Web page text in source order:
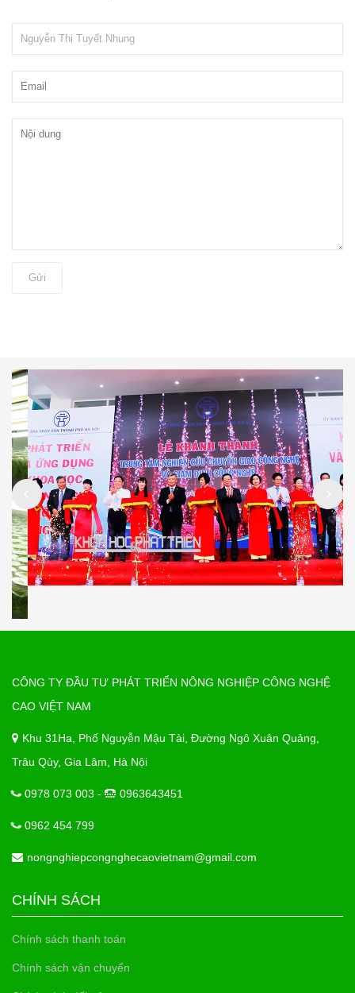
Gửi
CÔNG TY ĐẦU TƯ PHÁT TRIỂN NÔNG NGHIỆP CÔNG NGHỆ
CAO VIỆT NAM
Khu 31Ha, Phố Nguyễn Mậu Tài, Đường Ngô Xuân Quảng,
Trâu Qùy, Gia Lâm, Hà Nội
0978 073 003 - 0963643451
0962 454 799
nongnghiepcongnghecaovietnam@gmail.com
CHÍNH SÁCH
Chính sách thanh toán
Chính sách vận chuyển